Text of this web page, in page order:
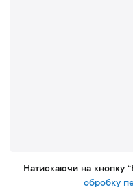
Натискаючи на кнопку
обробку